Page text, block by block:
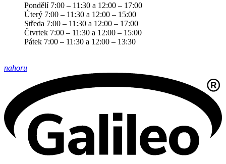
Pondělí 7:00 – 11:30 a 12:00 – 17:00
Úterý 7:00 – 11:30 a 12:00 – 15:00
Středa 7:00 – 11:30 a 12:00 – 17:00
Čtvrtek 7:00 – 11:30 a 12:00 – 15:00
Pátek 7:00 – 11:30 a 12:00 – 13:30
nahoru